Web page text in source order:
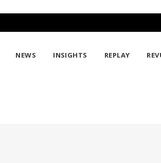
NEWS INSIGHTS REPLAY